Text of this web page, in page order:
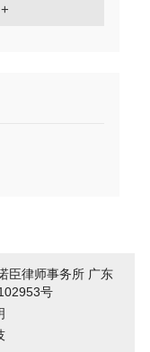
臣律师事务所 广东
号